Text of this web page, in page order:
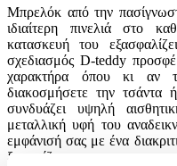
Μπρελόκ από την
ιδιαίτερη πινελιά στο
κατασκευή του
σχεδιασμός D-teddy
χαρακτήρα όπου κι αν
διακοσμήσετε την τσάντα
συνδυάζει υψηλή
μεταλλική υφή του
εμφάνισή σας με ένα
ξεχωρίζει.